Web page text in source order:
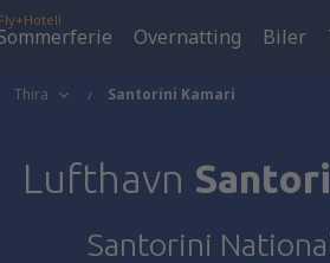
Overnatting Biler
Thira Santorini Kamari
Lufthavn
Santorini